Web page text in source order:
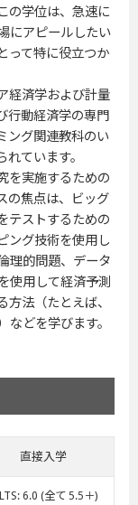
の学位は、急速に
にアピールしたい
って特に役立つか
経済学および計量
行動経済学の専門
ング関連教科のい
ています。
を実施するための
の焦点は、ビッグ
テストするための
ング技術を使用し
理的問題、データ
使用して経済予測
方法（たとえば、
どを学びます。
直接入学
6.0 (全て 5.5＋)